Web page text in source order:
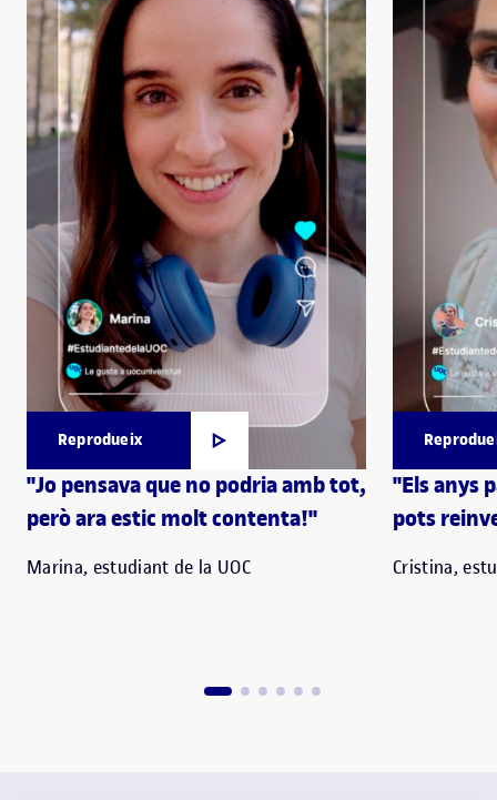
Reprodueix
"Jo pensava que no podria amb tot,
però ara estic molt contenta!"
Marina, estudiant de la UOC
"Els anys
pots
Cristina,